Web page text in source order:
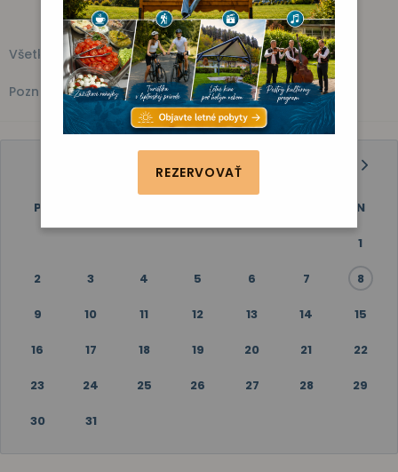
REZERVOVAŤ
Všetky akcie Kino Vystúpenie Zábava Fitness
Poznávanie
DECEMBER 2024
P N
1
2 3 4 5 6 7 8
9 10 11 12 13 14 15
16 17 18 19 20 21 22
23 24 25 26 27 28 29
30 31